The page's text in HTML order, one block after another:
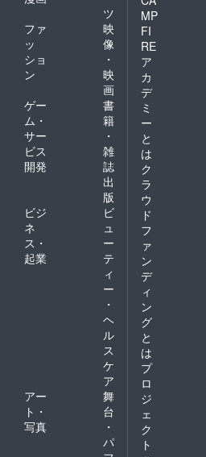
ツ
ファ
ッ
ショ
ン
映
像
・
映
画
ゲー
ム・
サー
ビス
開発
書
籍
・
雑
誌
出
版
ビジ
ネ
ス・
起業
ビ
ュ
ー
テ
ィ
ー
・
ヘ
ル
ス
ケ
ア
アー
ト・
写真
舞
台
・
パ
MP
FI
RE
ア
カ
デ
ミ
ー
と
は
ク
ラ
ウ
ド
フ
ァ
ン
デ
ィ
ン
グ
と
は
プ
ロ
ジ
ェ
ク
ト